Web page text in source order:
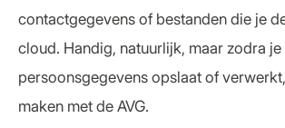
contactgegevens of bestanden die je
cloud. Handig, natuurlijk, maar zodra je
persoonsgegevens opslaat of
maken met de AVG.